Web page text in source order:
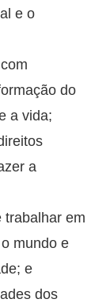
e o
do
a vida;
a
trabalhar em
mundo e
e
dos